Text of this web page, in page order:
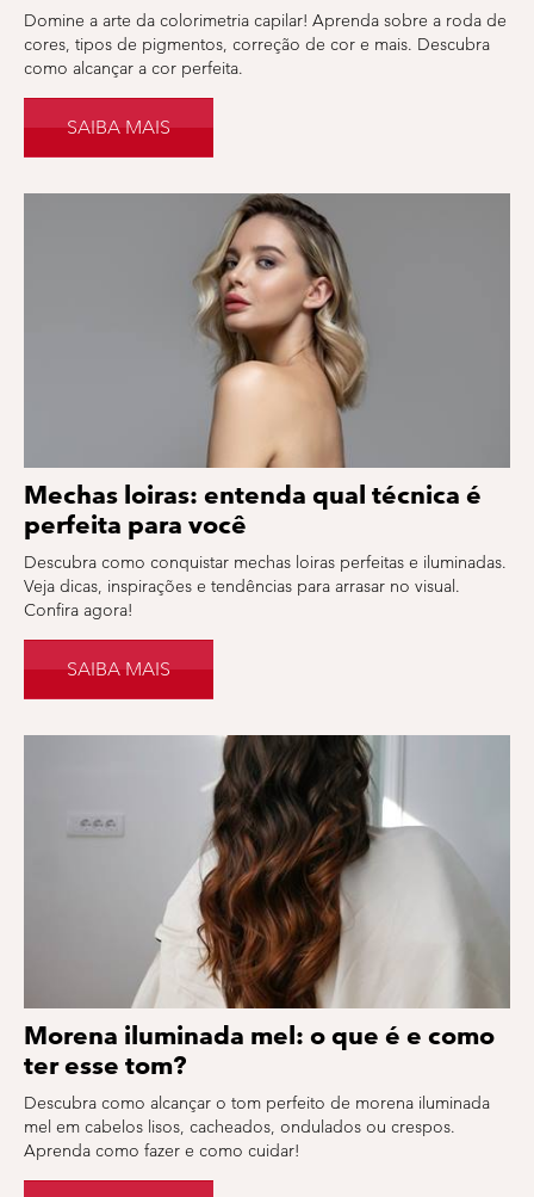
Domine a arte da colorimetria capilar! Aprenda sobre a roda de
cores, tipos de pigmentos, correção de cor e mais. Descubra
como alcançar a cor perfeita.
SAIBA MAIS
Mechas loiras: entenda qual técnica é
perfeita para você
Descubra como conquistar mechas loiras perfeitas e iluminadas.
Veja dicas, inspirações e tendências para arrasar no visual.
Confira agora!
SAIBA MAIS
Morena iluminada mel: o que é e como
ter esse tom?
Descubra como alcançar o tom perfeito de morena iluminada
mel em cabelos lisos, cacheados, ondulados ou crespos.
Aprenda como fazer e como cuidar!